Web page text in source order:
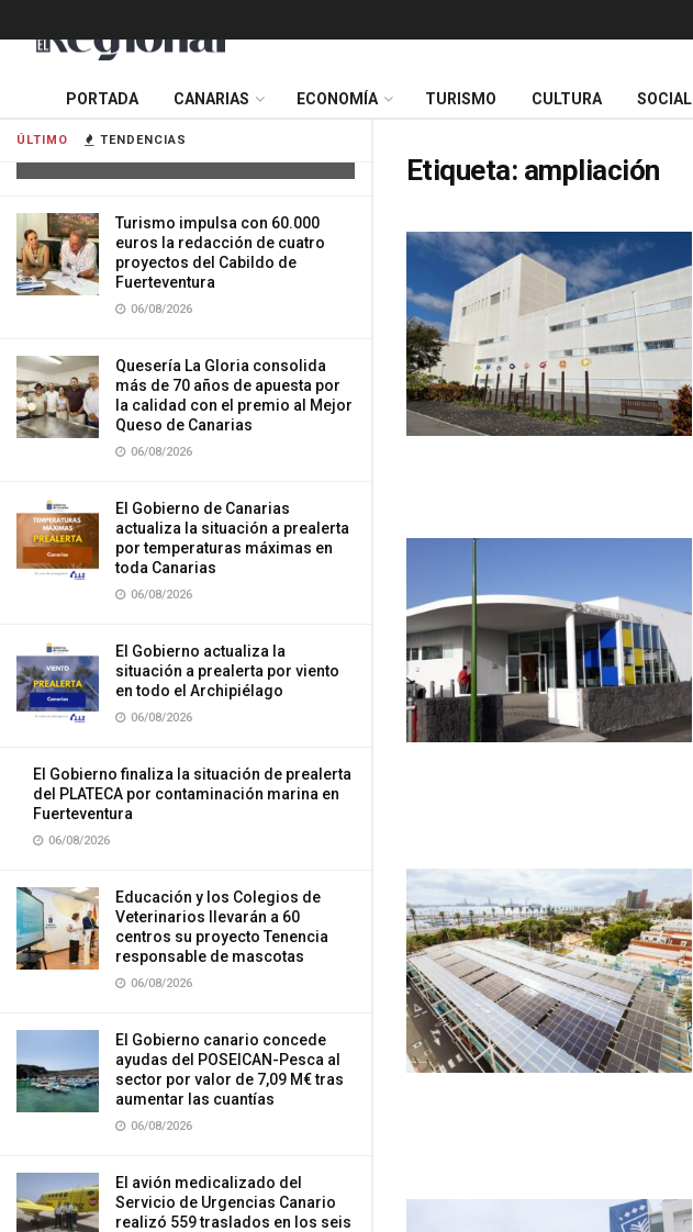
ÚLTIMO TENDENCIAS
la colisión de dos vehículos en
Turismo impulsa con 60.000
euros la redacción de cuatro
proyectos del Cabildo de
Fuerteventura
06/08/2026
Quesería La Gloria consolida
más de 70 años de apuesta por
la calidad con el premio al Mejor
Queso de Canarias
06/08/2026
El Gobierno de Canarias
actualiza la situación a prealerta
por temperaturas máximas en
toda Canarias
06/08/2026
El Gobierno actualiza la
situación a prealerta por viento
en todo el Archipiélago
06/08/2026
El Gobierno finaliza la situación de prealerta
del PLATECA por contaminación marina en
Fuerteventura
06/08/2026
Educación y los Colegios de
Veterinarios llevarán a 60
centros su proyecto Tenencia
responsable de mascotas
06/08/2026
El Gobierno canario concede
ayudas del POSEICAN-Pesca al
sector por valor de 7,09 M€ tras
aumentar las cuantías
06/08/2026
El avión medicalizado del
Servicio de Urgencias Canario
realizó 559 traslados en los seis
PORTADA CANARIAS ECONOMÍA TURISMO CULTURA SOCIAL
Etiqueta: ampliación